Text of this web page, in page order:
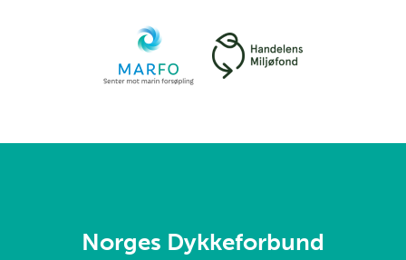
Norges Dykkeforbund